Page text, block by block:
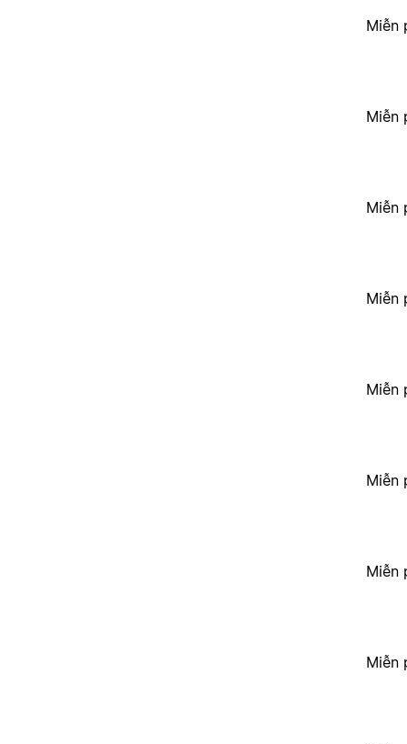
Miễn
Miễn
Miễn
Miễn
Miễn
Miễn
Miễn
Miễn